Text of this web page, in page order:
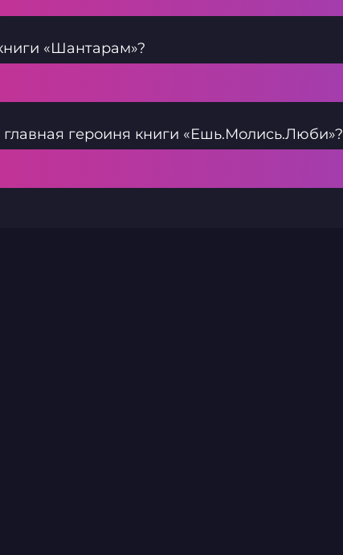
«Шантарам»?
героиня книги «Ешь.Молись.Люби»?